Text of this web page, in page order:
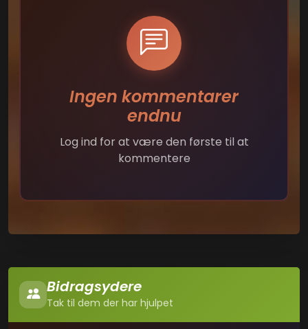
Ingen kommentarer
endnu
Log ind for at være den første til at
kommentere
Bidragsydere
Tak til dem der har hjulpet